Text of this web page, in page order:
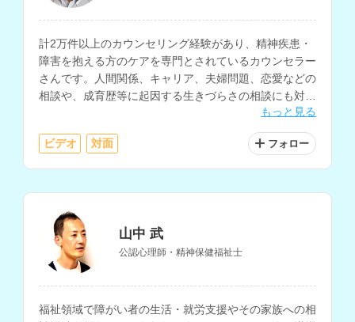
計2万件以上のカウンセリング経験があり、精神疾患・
障害を抱える方のケアを専門とされているカウンセラー
さんです。人間関係、キャリア、夫婦問題、恋愛などの
相談や、成育歴等に起因する生きづらさの相談にも対応
もっと見る
ビデオ 対面 フォロー
山中 武
公認心理師・精神保健福祉士
福祉領域で障がい者の生活・就労支援やその家族への相